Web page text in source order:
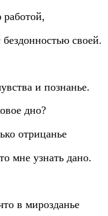
работой,
своей.
и познанье.
дно?
отрицанье
мне узнать дано.
в мирозданье